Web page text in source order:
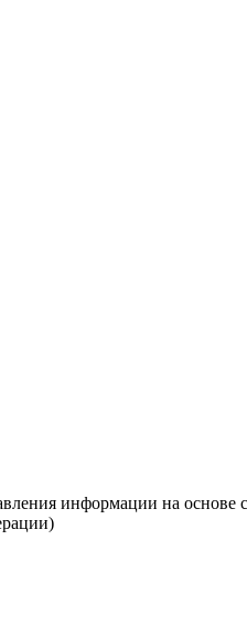
информации на основе